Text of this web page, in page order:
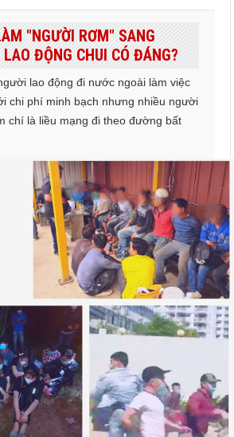
"NGƯỜI RƠM" SANG
ĐỘNG CHUI CÓ ĐÁNG?
lao động đi nước ngoài làm việc
chi phí minh bạch nhưng nhiều người
chí là liều mạng đi theo đường bất